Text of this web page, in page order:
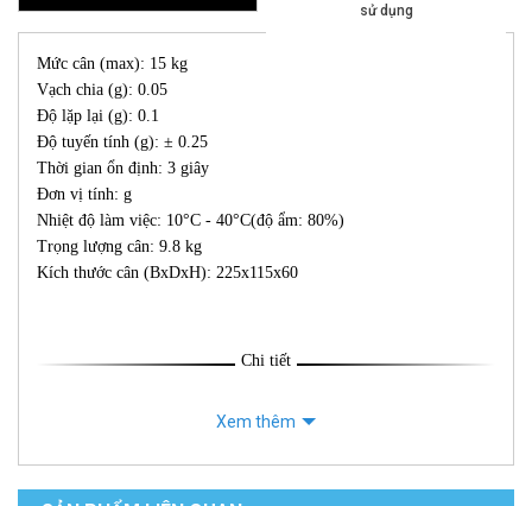
sử dụng
Mức cân (max): 15 kg
Vạch chia (g): 0.05
Độ lặp lại (g): 0.1
Độ tuyến tính (g): ± 0.25
Thời gian ổn định: 3 giây
Đơn vị tính: g
Nhiệt độ làm việc: 10°C - 40°C(độ ẩm: 80%)
Trọng lượng cân: 9.8 kg
Kích thước cân (BxDxH): 225x115x60
Chi tiết
Xem thêm